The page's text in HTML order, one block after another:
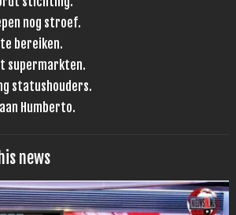
nog stroef.
bereiken.
supermarkten.
statushouders.
Humberto.
news